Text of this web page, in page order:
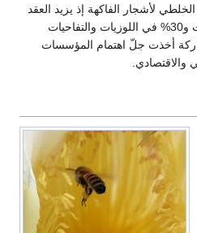
لأشجار الفاكهة إذ يزيد العقد
الزهري بنحو 40% في الحمضيات و30% في اللوزيات والتفاحيات
أخذت جلّ اهتمام المؤسسات
والاقتصادي.